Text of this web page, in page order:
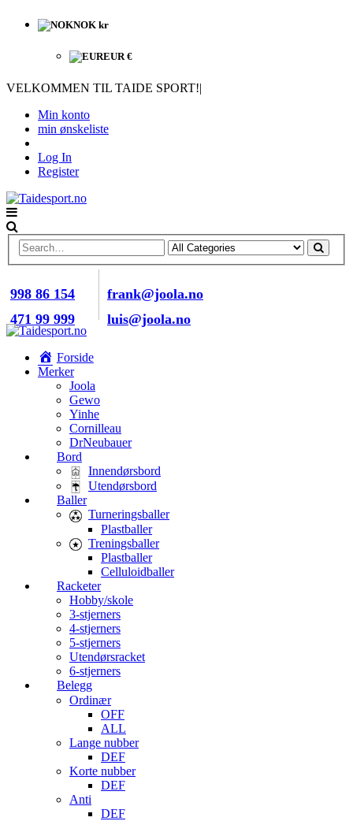
NOK kr
EUR €
VELKOMMEN TIL TAIDE SPORT!|
Min konto
min ønskeliste
Log In
Register
998 86 154
471 99 999
frank@joola.no
luis@joola.no
Forside
Merker
Joola
Gewo
Yinhe
Cornilleau
DrNeubauer
Bord
Innendørsbord
Utendørsbord
Baller
Turneringsballer
Plastballer
Treningsballer
Plastballer
Celluloidballer
Racketer
Hobby/skole
3-stjerners
4-stjerners
5-stjerners
Utendørsracket
6-stjerners
Belegg
Ordinær
OFF
ALL
Lange nubber
DEF
Korte nubber
DEF
Anti
DEF